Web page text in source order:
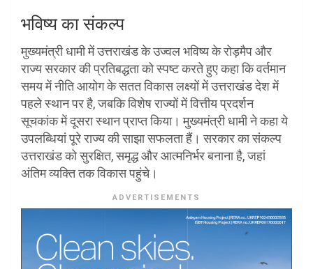
भविष्य का संकल्प
मुख्यमंत्री धामी में उत्तराखंड के उज्वल भविष्य के रोड़मैप और
राज्य सरकार की प्रतिबद्धता को स्पष्ट करते हुए कहा कि वर्तमान
समय में नीति आयोग के सतत विकास लक्ष्यों में उत्तराखंड देश में
पहले स्थान पर है, जबकि विशेष राज्यों में वित्तीय प्रदर्शन
सूचकांक में दूसरा स्थान प्राप्त किया। मुख्यमंत्री धामी ने कहा ये
उपलब्धियां पूरे राज्य की साझा सफलता हैं। सरकार का संकल्प
उत्तराखंड को सुरक्षित, समृद्ध और आत्मनिर्भर बनाना है, जहां
अंतिम व्यक्ति तक विकास पहुंचे।
ADVERTISEMENTS